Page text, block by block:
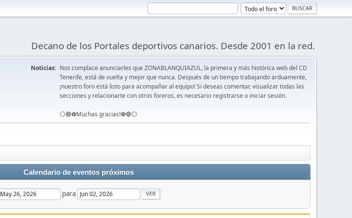
Decano de los Portales deportivos canarios. Desde 2001 en la red.
Noticias: Nos complace anunciarles que ZONABLANQUIAZUL, la primera y más histórica web del CD
Tenerife, está de vuelta y mejor que nunca. Después de un tiempo trabajando arduamente,
¡nuestro foro está listo para acompañar al equipo! Si deseas comentar, visualizar todas las
secciones y relacionarte con otros foreros, es necesario registrarse o iniciar sesión.
⚪️🔵⚽️Muchas gracias!⚽️🔵⚪️
Calendario de eventos próximos
para